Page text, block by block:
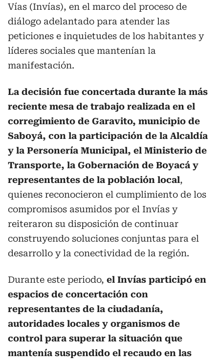
Vías (Invías), en el marco del proceso de
diálogo adelantado para atender las
peticiones e inquietudes de los habitantes y
líderes sociales que mantenían la
manifestación.
La decisión fue concertada durante la más
reciente mesa de trabajo realizada en el
corregimiento de Garavito, municipio de
Saboyá, con la participación de la Alcaldía
y la Personería Municipal, el Ministerio de
Transporte, la Gobernación de Boyacá y
representantes de la población local,
quienes reconocieron el cumplimiento de los
compromisos asumidos por el Invías y
reiteraron su disposición de continuar
construyendo soluciones conjuntas para el
desarrollo y la conectividad de la región.
Durante este periodo, el Invías participó en
espacios de concertación con
representantes de la ciudadanía,
autoridades locales y organismos de
control para superar la situación que
mantenía suspendido el recaudo en las